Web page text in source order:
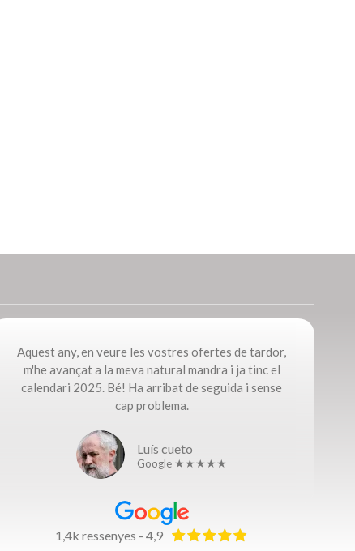
Aquest any, en veure les vostres ofertes de tardor,
m'he avançat a la meva natural mandra i ja tinc el
calendari 2025. Bé! Ha arribat de seguida i sense
cap problema.​
Luís cueto
Google ★★★★★
1,4k ressenyes - 4,9